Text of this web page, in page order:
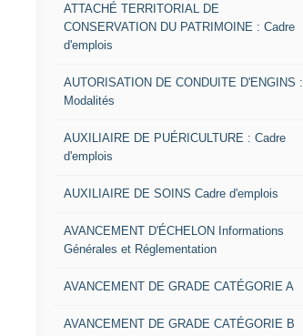
ATTACHÉ TERRITORIAL DE
CONSERVATION DU PATRIMOINE : Cadre
d'emplois
AUTORISATION DE CONDUITE D'ENGINS :
Modalités
AUXILIAIRE DE PUÉRICULTURE : Cadre
d'emplois
AUXILIAIRE DE SOINS Cadre d'emplois
AVANCEMENT D'ÉCHELON Informations
Générales et Réglementation
AVANCEMENT DE GRADE CATÉGORIE A
AVANCEMENT DE GRADE CATÉGORIE B